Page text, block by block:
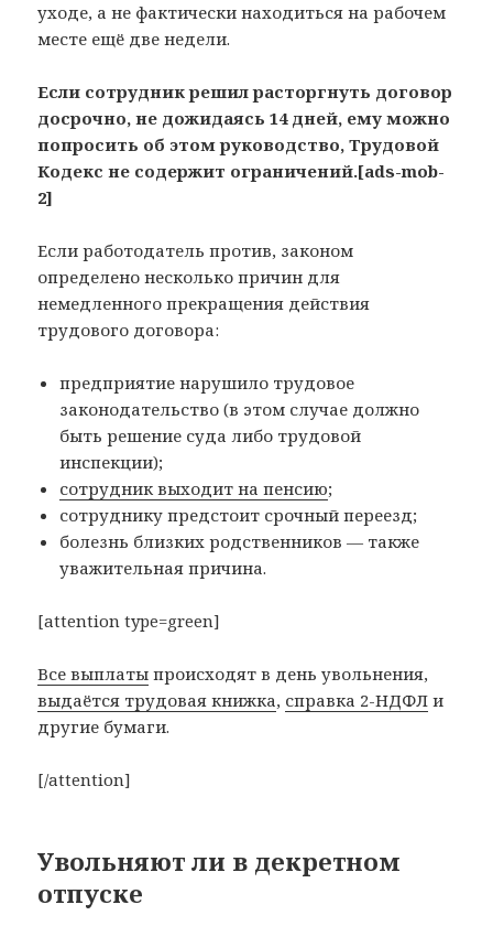
уходе, а не фактически находиться на рабочем
месте ещё две недели.
Если сотрудник решил расторгнуть договор
досрочно, не дожидаясь 14 дней, ему можно
попросить об этом руководство, Трудовой
Кодекс не содержит ограничений.[ads-mob-
2]
Если работодатель против, законом
определено несколько причин для
немедленного прекращения действия
трудового договора:
предприятие нарушило трудовое
законодательство (в этом случае должно
быть решение суда либо трудовой
инспекции);
сотрудник выходит на пенсию;
сотруднику предстоит срочный переезд;
болезнь близких родственников — также
уважительная причина.
[attention type=green]
Все выплаты происходят в день увольнения,
выдаётся трудовая книжка, справка 2-НДФЛ и
другие бумаги.
[/attention]
Увольняют ли в декретном
отпуске